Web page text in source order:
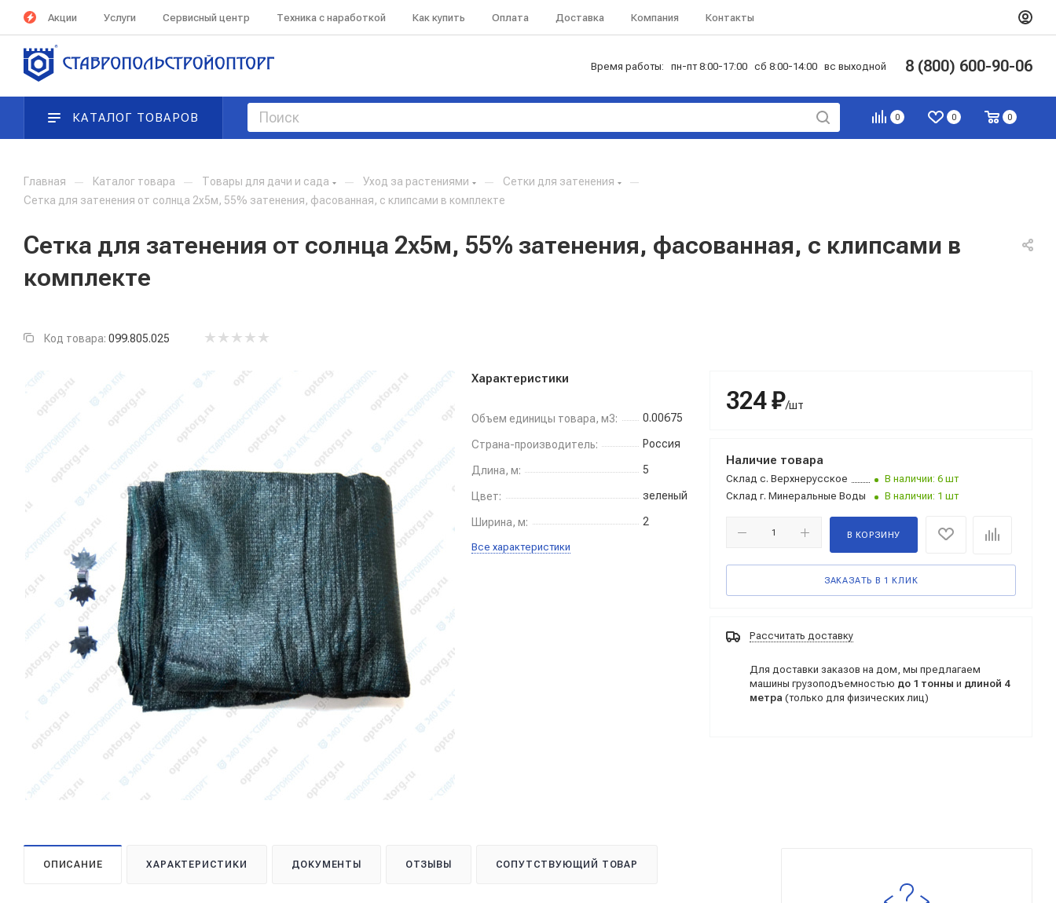
Акции Услуги Сервисный центр Техника с наработкой Как купить Оплата Доставка Компания Контакты
Время работы: пн-пт 8:00-17:00 сб 8:00-14:00 вс выходной 8 (800) 600-90-06
0 0 0
КАТАЛОГ ТОВАРОВ
Главная — Каталог товара — Товары для дачи и сада — Уход за растениями — Сетки для затенения —
Сетка для затенения от солнца 2х5м, 55% затенения, фасованная, с клипсами в комплекте
Сетка для затенения от солнца 2х5м, 55% затенения, фасованная, с клипсами в
комплекте
Код товара: 099.805.025
Характеристики
Объем единицы товара, м3: 0.00675
Страна-производитель: Россия
Длина, м: 5
Цвет: зеленый
Ширина, м: 2
Все характеристики
324 ₽/шт
Наличие товара
Склад с. Верхнерусское
В наличии: 6 шт
Склад г. Минеральные Воды В наличии: 1 шт
В КОРЗИНУ
ЗАКАЗАТЬ В 1 КЛИК
Рассчитать доставку
Для доставки заказов на дом, мы предлагаем
машины грузоподъемностью до 1 тонны и длиной 4
метра (только для физических лиц)
ОПИСАНИЕ ХАРАКТЕРИСТИКИ ДОКУМЕНТЫ ОТЗЫВЫ СОПУТСТВУЮЩИЙ ТОВАР